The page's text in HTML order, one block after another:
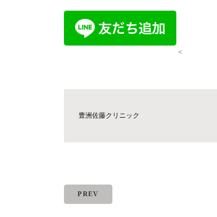
<
豊洲佐藤クリニック
PREV